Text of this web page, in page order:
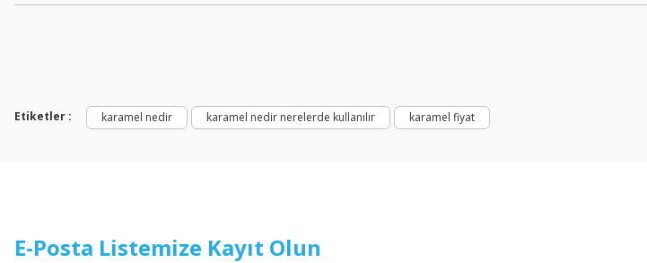
Etiketler : karamel nedir karamel nedir nerelerde kullanılır karamel fiyat
E-Posta Listemize Kayıt Olun